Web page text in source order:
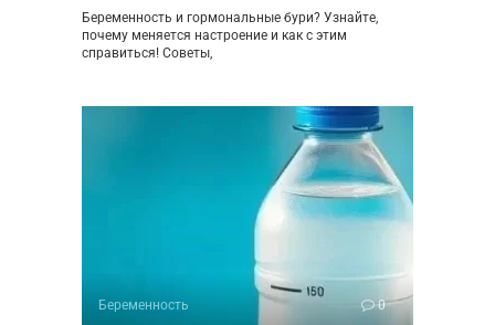
Беременность и гормональные бури? Узнайте,
почему меняется настроение и как с этим
справиться! Советы,
Беременность 0